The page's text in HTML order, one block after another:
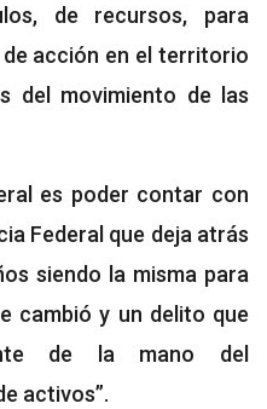
de recursos, para
acción en el territorio
del movimiento de las
es poder contar con
Federal que deja atrás
siendo la misma para
cambió y un delito que
de la mano del
activos”.